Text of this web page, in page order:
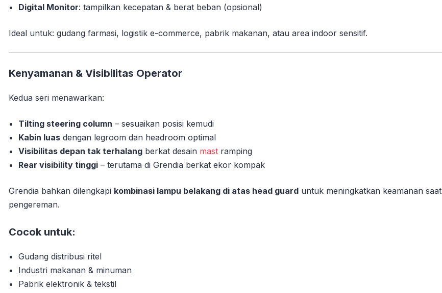
Digital Monitor: tampilkan kecepatan & berat beban (opsional)
Ideal untuk: gudang farmasi, logistik e-commerce, pabrik makanan, atau area indoor sensitif.
Kenyamanan & Visibilitas Operator
Kedua seri menawarkan:
Tilting steering column – sesuaikan posisi kemudi
Kabin luas dengan legroom dan headroom optimal
Visibilitas depan tak terhalang berkat desain mast ramping
Rear visibility tinggi – terutama di Grendia berkat ekor kompak
Grendia bahkan dilengkapi kombinasi lampu belakang di atas head guard untuk meningkatkan keamanan saat
pengereman.
Cocok untuk:
Gudang distribusi ritel
Industri makanan & minuman
Pabrik elektronik & tekstil